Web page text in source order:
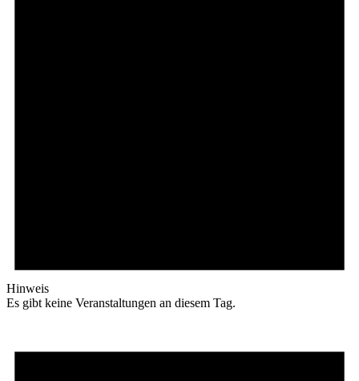
Hinweis
Es gibt keine Veranstaltungen an diesem Tag.